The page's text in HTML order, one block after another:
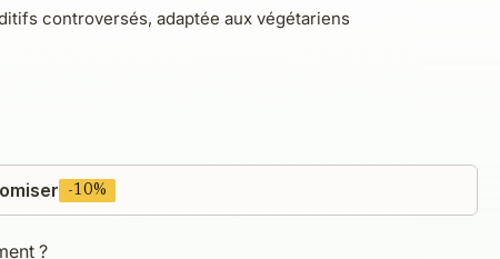
controversés, adaptée aux végétariens
-10%
?